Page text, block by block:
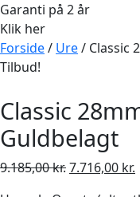
Garanti på 2 år
Klik her
Forside/ Ure/ Classic
Tilbud!
Classic
Guldbelagt
9.185,00kr.Den
7.716,00 kr.